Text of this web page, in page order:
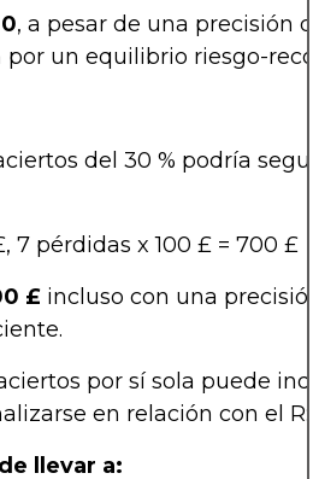
, a pesar de una precisión
un equilibrio riesgo-
del 30 % podría
7 pérdidas x 100 £ = 700 £
£ incluso con una
por sí sola puede
en relación con el
llevar a: